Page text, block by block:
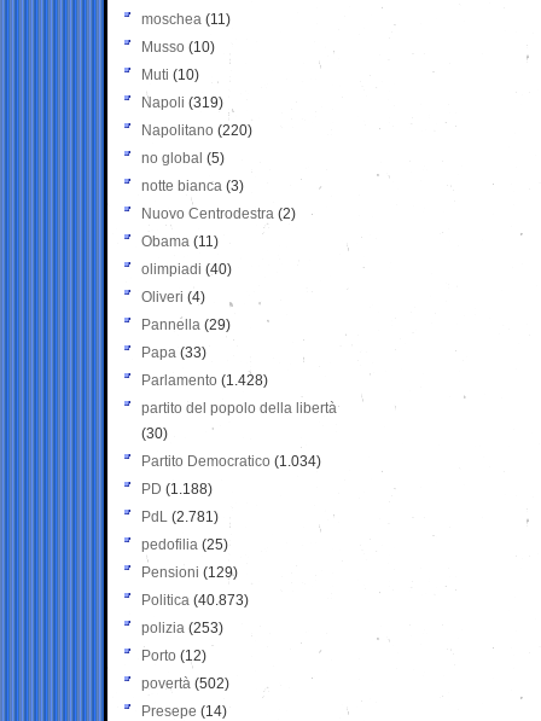
moschea (11)
Musso (10)
Muti (10)
Napoli (319)
Napolitano (220)
no global (5)
notte bianca (3)
Nuovo Centrodestra (2)
Obama (11)
olimpiadi (40)
Oliveri (4)
Pannella (29)
Papa (33)
Parlamento (1.428)
partito del popolo della libertà
(30)
Partito Democratico (1.034)
PD (1.188)
PdL (2.781)
pedofilia (25)
Pensioni (129)
Politica (40.873)
polizia (253)
Porto (12)
povertà (502)
Presepe (14)